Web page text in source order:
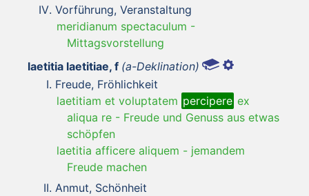
Vorführung, Veranstaltung
meridianum spectaculum -
Mittagsvorstellung
laetitia laetitiae, f (a-Deklination)
Freude, Fröhlichkeit
laetitiam et voluptatem percipere ex
aliqua re - Freude und Genuss aus etwas
schöpfen
laetitia afficere aliquem - jemandem
Freude machen
Anmut, Schönheit